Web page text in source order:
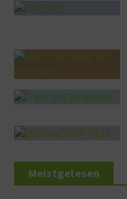
Meistgelesen